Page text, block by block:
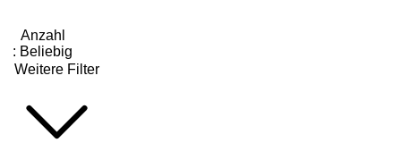
Anzahl
: Beliebig
Weitere Filter